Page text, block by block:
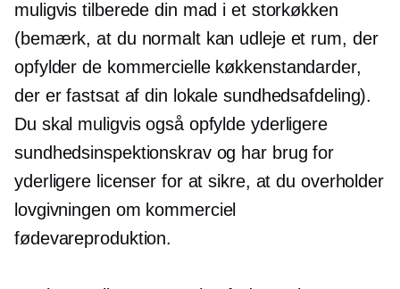
muligvis tilberede din mad i et storkøkken
(bemærk, at du normalt kan udleje et rum, der
opfylder de kommercielle køkkenstandarder,
der er fastsat af din lokale sundhedsafdeling).
Du skal muligvis også opfylde yderligere
sundhedsinspektionskrav og har brug for
yderligere licenser for at sikre, at du overholder
lovgivningen om kommerciel
fødevareproduktion.